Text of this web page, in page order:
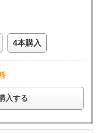
4本購入
入する